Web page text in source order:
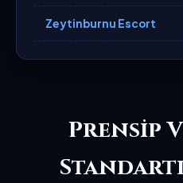
Zeytinburnu Escort
Prensip